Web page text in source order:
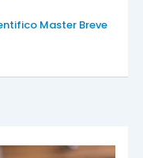
Master Breve